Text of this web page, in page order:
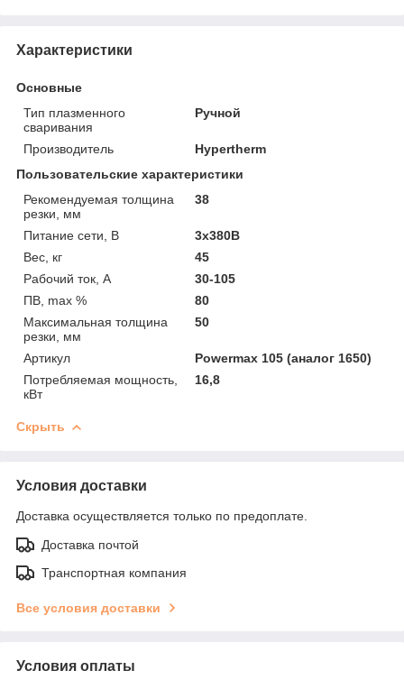
Характеристики
Основные
Тип плазменного
сваривания
Ручной
Производитель
Hypertherm
Пользовательские характеристики
Рекомендуемая толщина
резки, мм
38
Питание сети, В
3х380В
Вес, кг
45
Рабочий ток, А
30-105
ПВ, max %
80
Максимальная толщина
резки, мм
50
Артикул
Powermax 105 (аналог 1650)
Потребляемая мощность,
кВт
16,8
Скрыть
Условия доставки
Доставка осуществляется только по предоплате.
Доставка почтой
Транспортная компания
Все условия доставки
Условия оплаты